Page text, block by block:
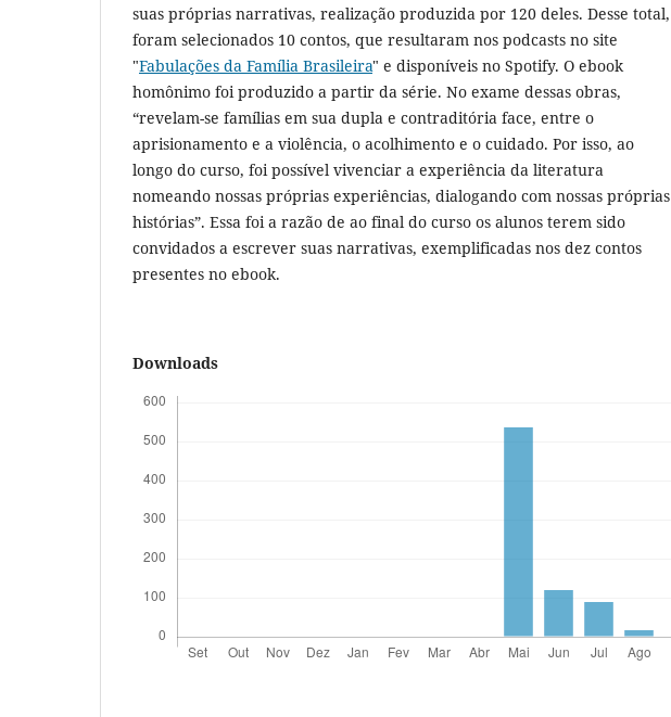
suas próprias narrativas, realização produzida por 120 deles. Desse total,
foram selecionados 10 contos, que resultaram nos podcasts no site
"Fabulações da Família Brasileira" e disponíveis no Spotify. O ebook
homônimo foi produzido a partir da série. No exame dessas obras,
“revelam-se famílias em sua dupla e contraditória face, entre o
aprisionamento e a violência, o acolhimento e o cuidado. Por isso, ao
longo do curso, foi possível vivenciar a experiência da literatura
nomeando nossas próprias experiências, dialogando com nossas próprias
histórias”. Essa foi a razão de ao final do curso os alunos terem sido
convidados a escrever suas narrativas, exemplificadas nos dez contos
presentes no ebook.
Downloads